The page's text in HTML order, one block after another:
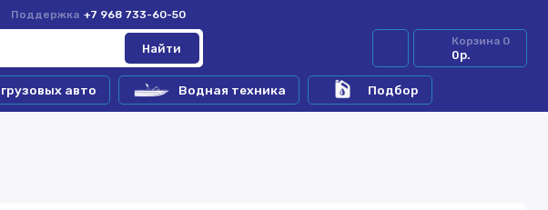
Поддержка +7 968 733-60-50
Найти
Корзина 0
0р.
авто Водная техника Подбор